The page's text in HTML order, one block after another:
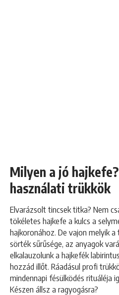
Milyen a jó
használati trükkök
Elvarázsolt tincsek titka? Nem
tökéletes hajkefe a kulcs a
hajkoronához. De vajon melyik
sörték sűrűsége, az anyagok
elkalauzolunk a hajkefék
hozzád illőt. Ráadásul profi
mindennapi fésülködés rituáléja
Készen állsz a ragyogásra?